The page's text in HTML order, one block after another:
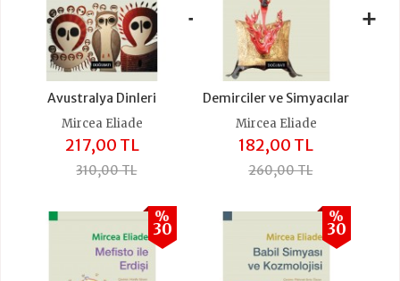
Avustralya Dinleri
Mircea Eliade
217,00 TL
310,00 TL
+
Demirciler ve Simyacılar
Mircea Eliade
182,00 TL
260,00 TL
+
%
30
%
30